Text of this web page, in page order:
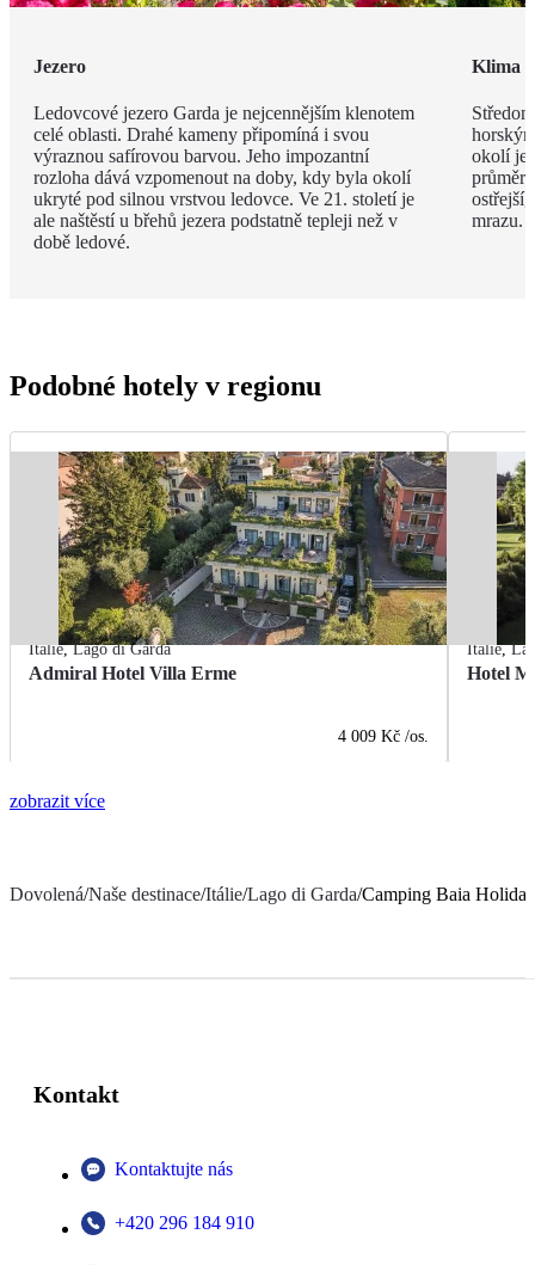
Jezero
Ledovcové jezero Garda je nejcennějším klenotem
celé oblasti. Drahé kameny připomíná i svou
výraznou safírovou barvou. Jeho impozantní
rozloha dává vzpomenout na doby, kdy byla okolí
ukryté pod silnou vrstvou ledovce. Ve 21. století je
ale naštěstí u břehů jezera podstatně tepleji než v
době ledové.
Klima
okolí
mrazu.
Podobné hotely v regionu
Itálie,Lago di Garda
Admiral Hotel Villa Erme
4 009 Kč /os.
Itálie,
Hotel
zobrazit více
Dovolená/Naše destinace/Itálie/Lago di Garda/Camping Baia
Kontakt
Kontaktujte nás
+420 296 184 910